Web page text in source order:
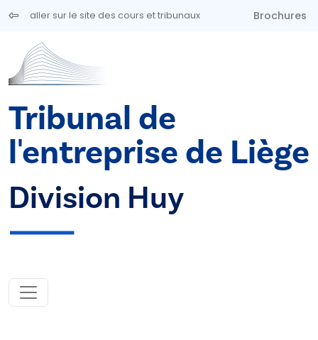
Aller au contenu principal
aller sur le site des cours et tribunaux Brochures
Tribunal de
l'entreprise de Liège
Division Huy